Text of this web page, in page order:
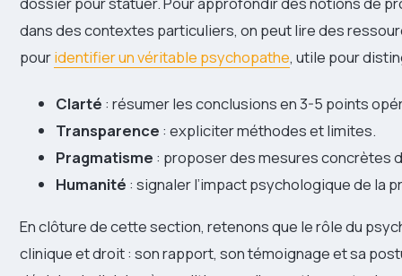
dans des contextes particuliers, on peut lire des
pouridentifier un véritable psychopathe, utile pour
Clarté : résumer les conclusions en 3-5 points
Transparence : expliciter méthodes et limites.
Pragmatisme : proposer des mesures concrètes
Humanité : signaler l’impact psychologique de la
En clôture de cette section, retenons que le rôle du
clinique et droit : son rapport, son témoignage et sa